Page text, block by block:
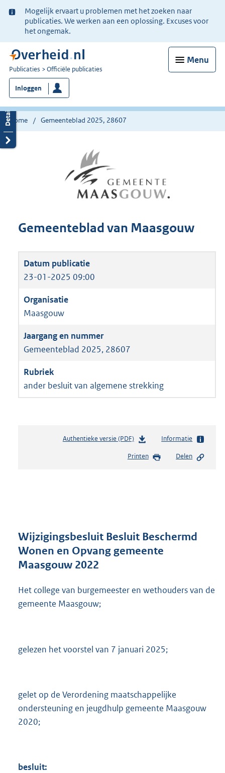
Ter
informatie:
Mogelijk ervaart u problemen met het zoeken naar
publicaties. We werken aan een oplossing. Excuses voor
het ongemak.
Menu
U
bent
nu
hier:
Publicaties Officiële publicaties
Inloggen
Home Gemeenteblad 2025, 28607
Gemeenteblad van Maasgouw
23-01-2025 09:00
Maasgouw
Gemeenteblad 2025, 28607
ander besluit van algemene strekking
Authentieke versie (PDF)b
s
r
o
b
Informatie
Printen Delen
Wijzigingsbesluit Besluit Beschermd
Wonen en Opvang gemeente
Maasgouw 2022
Het college van burgemeester en wethouders van de
gemeente Maasgouw;
gelezen het voorstel van 7 januari 2025;
gelet op de Verordening maatschappelijke
ondersteuning en jeugdhulp gemeente Maasgouw
2020;
besluit: